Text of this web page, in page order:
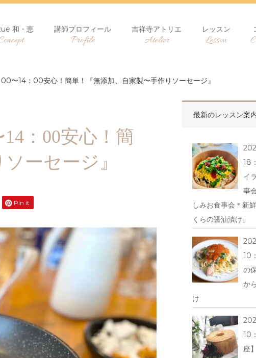
和・恵 講師プロフィール
Profile
吉祥寺アトリエ
Atelier
レッスン
Lesson
〜14：00安心！簡単！『無添加、自家製〜手作りソーセージ』
：00安心！簡
ーセージ』
Pin it
最新のレッスン案
18
イ
事
しみお食事会＊新
くらの醤油漬け」
10
の
か
け
10
座